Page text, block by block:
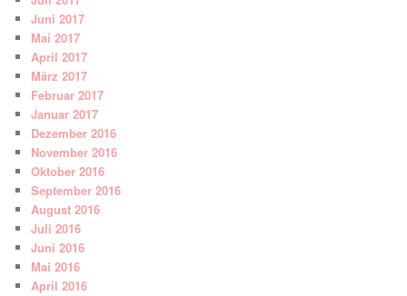
Juni 2017
Mai 2017
April 2017
März 2017
Februar 2017
Januar 2017
Dezember 2016
November 2016
Oktober 2016
September 2016
August 2016
Juli 2016
Juni 2016
Mai 2016
April 2016